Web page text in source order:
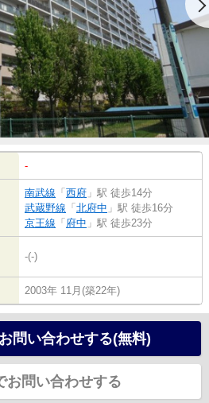
-
南武線 「 西府 」駅 徒歩14分
武蔵野線 「 北府中 」駅 徒歩16分
京王線 「 府中 」駅 徒歩23分
-(-)
2003年 11月(築22年)
問い合わせする(無料)
お問い合わせする